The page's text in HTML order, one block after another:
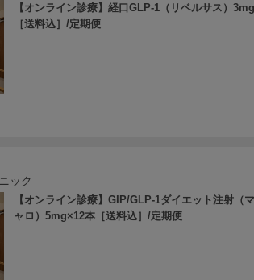
【オンライン診療】経口GLP-1（リベルサス）
［送料込］/定期便
ック
【オンライン診療】GIP/GLP-1ダイエット注射（
ャロ）5mg×12本［送料込］/定期便